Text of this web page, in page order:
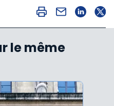
le même